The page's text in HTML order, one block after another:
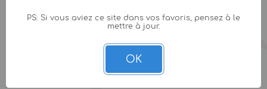
PS: Si vous aviez ce site dans vos favoris, pensez à le
mettre à jour.
OK